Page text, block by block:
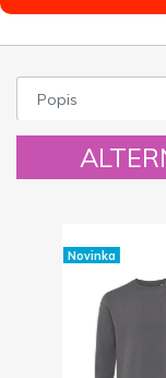
Popis
Novinka